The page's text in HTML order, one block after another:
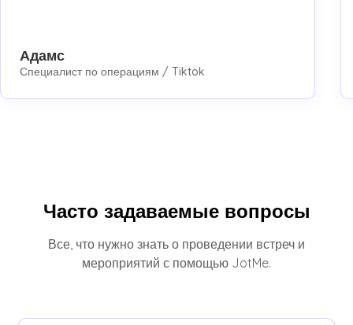
Адамс
Специалист по операциям / Tiktok
Часто задаваемые вопросы
Все, что нужно знать о проведении встреч и
мероприятий с помощью JotMe.